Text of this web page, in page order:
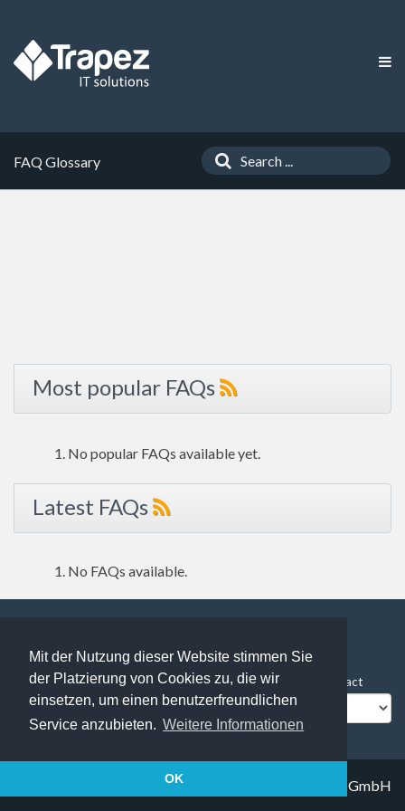
Mit der Nutzung dieser Website stimmen Sie
der Platzierung von Cookies zu, die wir
einsetzen, um einen benutzerfreundlichen
Service anzubieten. Weitere Informationen
OK
FAQ Glossary
Most popular FAQs
No popular FAQs available yet.
Latest FAQs
No FAQs available.
120 users online | 120 Guests and 0 Registered
FAQ Overview
Sitemap FAQ Glossary
Contact
Impressum
Datenschutz
© 2019 Trapez IT solutions GmbH